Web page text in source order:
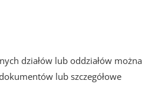
działów lub oddziałów można
lub szczegółowe